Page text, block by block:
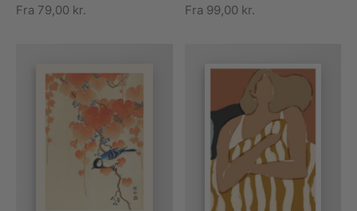
Fra 79,00 kr.
Fra 99,00 kr.